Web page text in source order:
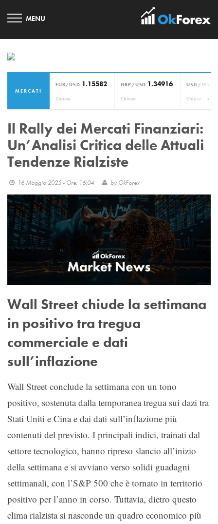
MERCATI
EUR/USD 1.15582
Chiuso
GBP/USD 1.34916
Chiuso
USD/JPY
Chiuso ›
Il Rally dei Mercati Finanziari:
Un’Analisi Critica delle Attuali
Tendenze Rialziste
16 Maggio 2025 - Ore: 16:04 by OkForex
Wall Street chiude la settimana
in positivo tra tregua
commerciale e dati
sull’inflazione
Wall Street conclude la settimana con un tono
positivo, sostenuta dalla temporanea tregua sui dazi tra
Stati Uniti e Cina e dai dati sull’inflazione più
contenuti del previsto. I principali indici, trainati dal
settore tecnologico, hanno ripreso slancio all’inizio
della settimana e si avviano verso solidi guadagni
settimanali, con l’S&P 500 che è tornato in territorio
positivo per l’anno in corso. Tuttavia, dietro questo
clima rialzista si nasconde un quadro economico più